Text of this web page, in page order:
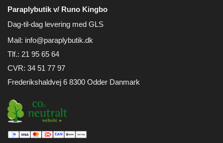
Paraplybutik v/ Runo Kingbo
Dag-til-dag levering med GLS
Mail: info@paraplybutik.dk
Tlf.: 21 95 65 64
CVR: 34 51 77 97
Frederikshaldvej 6 8300 Odder Danmark